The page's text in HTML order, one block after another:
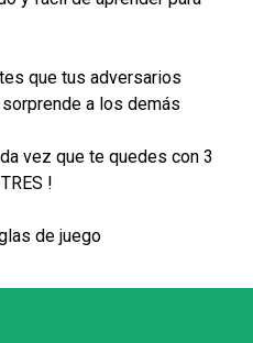
que tus adversarios
a los demás
vez que te quedes con 3
!
de juego